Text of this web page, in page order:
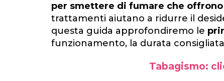
per smettere di fumare che
trattamenti aiutano a ridurre il
questa guida approfondiremo le
funzionamento, la durata
Tabagismo: